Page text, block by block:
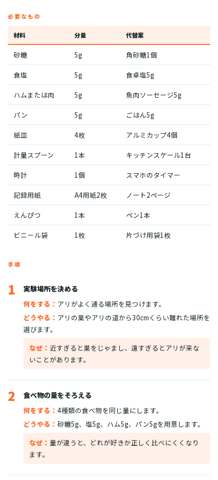
必要なもの
材料 分量 代替案
砂糖 5g 角砂糖1個
食塩 5g 食卓塩5g
ハムまたは肉 5g 魚肉ソーセージ5g
パン 5g ごはん5g
紙皿 4枚 アルミカップ4個
計量スプーン 1本 キッチンスケール1台
時計 1個 スマホのタイマー
記録用紙 A4用紙2枚 ノート2ページ
えんぴつ 1本 ペン1本
ビニール袋 1枚 片づけ用袋1枚
手順
1
実験場所を決める
何をする： アリがよく通る場所を見つけます。
どうやる： アリの巣やアリの道から30cmくらい離れた場所を
選びます。
なぜ： 近すぎると巣をじゃまし、遠すぎるとアリが来な
いことがあります。
2
食べ物の量をそろえる
何をする： 4種類の食べ物を同じ量にします。
どうやる： 砂糖5g、塩5g、ハム5g、パン5gを用意します。
なぜ： 量が違うと、どれが好きか正しく比べにくくなり
ます。